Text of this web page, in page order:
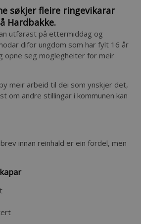
søkjer fleire ringevikarar
Hardbakke.
utførast på ettermiddag og
difor ungdom som har fylt 16 år
opne seg moglegheiter for meir
meir arbeid til dei som ynskjer det,
om andre stillingar i kommunen kan
innan reinhald er ein fordel, men